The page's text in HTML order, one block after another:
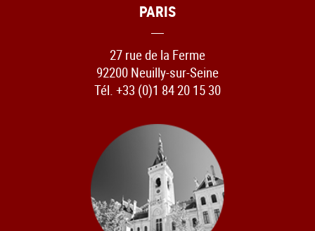
PARIS
27 rue de la Ferme
92200 Neuilly-sur-Seine
Tél. +33 (0)1 84 20 15 30